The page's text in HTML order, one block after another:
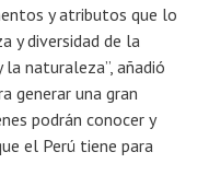
y atributos que lo
y diversidad de la
naturaleza”, añadió
generar una gran
podrán conocer y
el Perú tiene para